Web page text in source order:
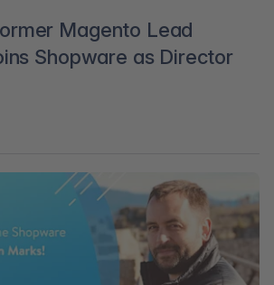
Magento Lead
Shopware as Director